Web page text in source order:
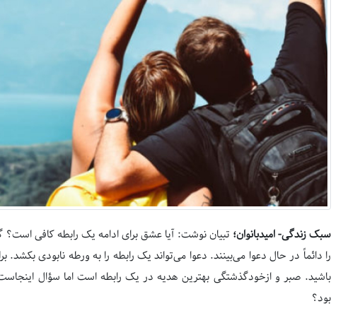
سبک زندگی- امیدبانوان؛ تبیان نوشت: آیا عشق برای ادامه‌ یک رابطه کافی است؟
را دائماً در حال دعوا می‌بینند. دعوا می‌تواند یک رابطه را به ورطه نابودی
باشید. صبر و ازخودگذشتگی بهترین هدیه در یک رابطه است اما سؤال
بود؟